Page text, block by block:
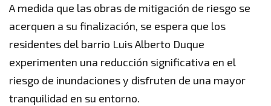
A medida que las obras de mitigación de riesgo se
acerquen a su finalización, se espera que los
residentes del barrio Luis Alberto Duque
experimenten una reducción significativa en el
riesgo de inundaciones y disfruten de una mayor
tranquilidad en su entorno.